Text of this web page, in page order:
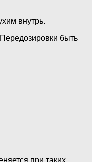
внутрь.
быть
при таких